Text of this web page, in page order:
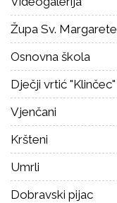
Župa Sv. Margarete
Osnovna škola
Dječji vrtić "Klinčec"
Vjenčani
Kršteni
Umrli
Dobravski pijac